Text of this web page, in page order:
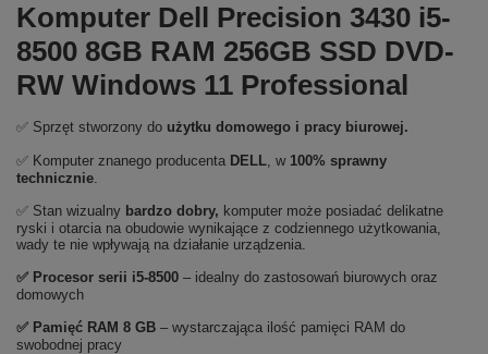
Komputer Dell Precision 3430 i5-
8500 8GB RAM 256GB SSD DVD-
RW Windows 11 Professional
✅ Sprzęt stworzony do użytku domowego i pracy biurowej.
✅ Komputer znanego producenta DELL, w 100% sprawny
technicznie.
✅ Stan wizualny bardzo dobry, komputer może posiadać delikatne
ryski i otarcia na obudowie wynikające z codziennego użytkowania,
wady te nie wpływają na działanie urządzenia.
✅ Procesor serii i5-8500 – idealny do zastosowań biurowych oraz
domowych
✅ Pamięć RAM 8 GB – wystarczająca ilość pamięci RAM do
swobodnej pracy